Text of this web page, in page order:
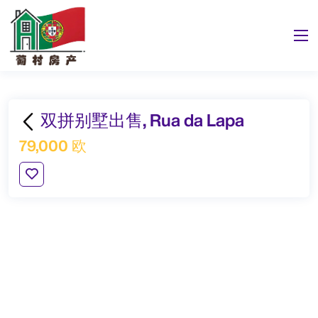
双拼别墅出售, Rua da Lapa
79,000 欧